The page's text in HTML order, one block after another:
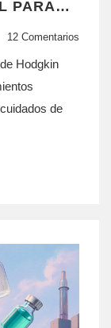
PARA
12 Comentarios
Hodgkin
de